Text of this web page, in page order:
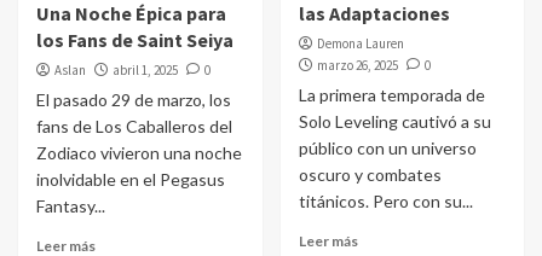
Una Noche Épica para
los Fans de Saint Seiya
Aslan abril 1, 2025 0
El pasado 29 de marzo, los
fans de Los Caballeros del
Zodiaco vivieron una noche
inolvidable en el Pegasus
Fantasy...
Leer más
las Adaptaciones
Demona Lauren
marzo 26, 2025
0
La primera temporada de
Solo Leveling cautivó a su
público con un universo
oscuro y combates
titánicos. Pero con su...
Leer más